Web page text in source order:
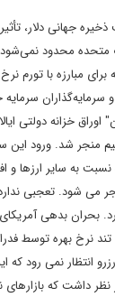
جهانی دلار،
متحده محدود
مبارزه با تورم
سرمایه
خزانه دولتی
منجر شد. ورود این
نسبت به سایر ارزها
می شود. تعجبی ندارد
نرخ بهره توسط
انتظار نمی رود که
نظر داشت که بازارهای